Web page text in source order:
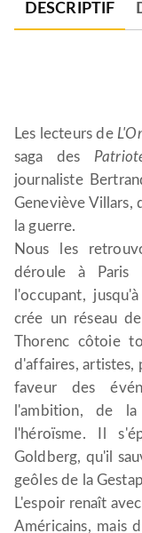
DESCRIPTIF
Les lecteurs de
saga des
journaliste
Geneviève Villars,
la guerre.
Nous les
déroule à Paris
l'occupant,
crée un réseau
Thorenc côtoie
d'affaires, artistes,
faveur des
l'ambition, de
l'héroïsme. Il
Goldberg, qu'il
geôles de la
L'espoir renaît
Américains, mais